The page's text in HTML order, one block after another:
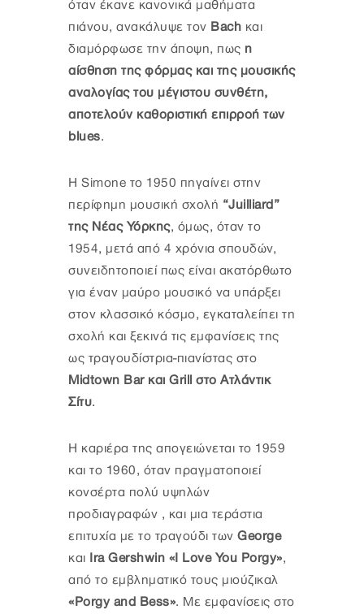
όταν έκανε κανονικά μαθήματα
πιάνου, ανακάλυψε τον Bach και
διαμόρφωσε την άποψη, πως η
αίσθηση της φόρμας και της μουσικής
αναλογίας του μέγιστου συνθέτη,
αποτελούν καθοριστική επιρροή των
blues.
H Simone το 1950 πηγαίνει στην
περίφημη μουσική σχολή “Juilliard”
της Νέας Υόρκης, όμως, όταν το
1954, μετά από 4 χρόνια σπουδών,
συνειδητοποιεί πως είναι ακατόρθωτο
για έναν μαύρο μουσικό να υπάρξει
στον κλασσικό κόσμο, εγκαταλείπει τη
σχολή και ξεκινά τις εμφανίσεις της
ως τραγουδίστρια-πιανίστας στο
Midtown Bar και Grill στο Ατλάντικ
Σίτυ.
Η καριέρα της απογειώνεται το 1959
και το 1960, όταν πραγματοποιεί
κονσέρτα πολύ υψηλών
προδιαγραφών , και μια τεράστια
επιτυχία με το τραγούδι των George
και
Ira Gershwin «I Love You Porgy»,
από το εμβληματικό τους μιούζικαλ
«Porgy and Bess». Με εμφανίσεις στο